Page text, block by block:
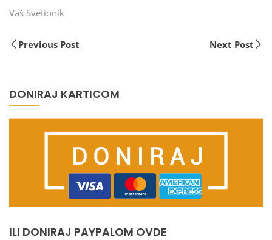
Vaš Svetionik
Previous Post Next Post
DONIRAJ KARTICOM
ILI DONIRAJ PAYPALOM OVDE